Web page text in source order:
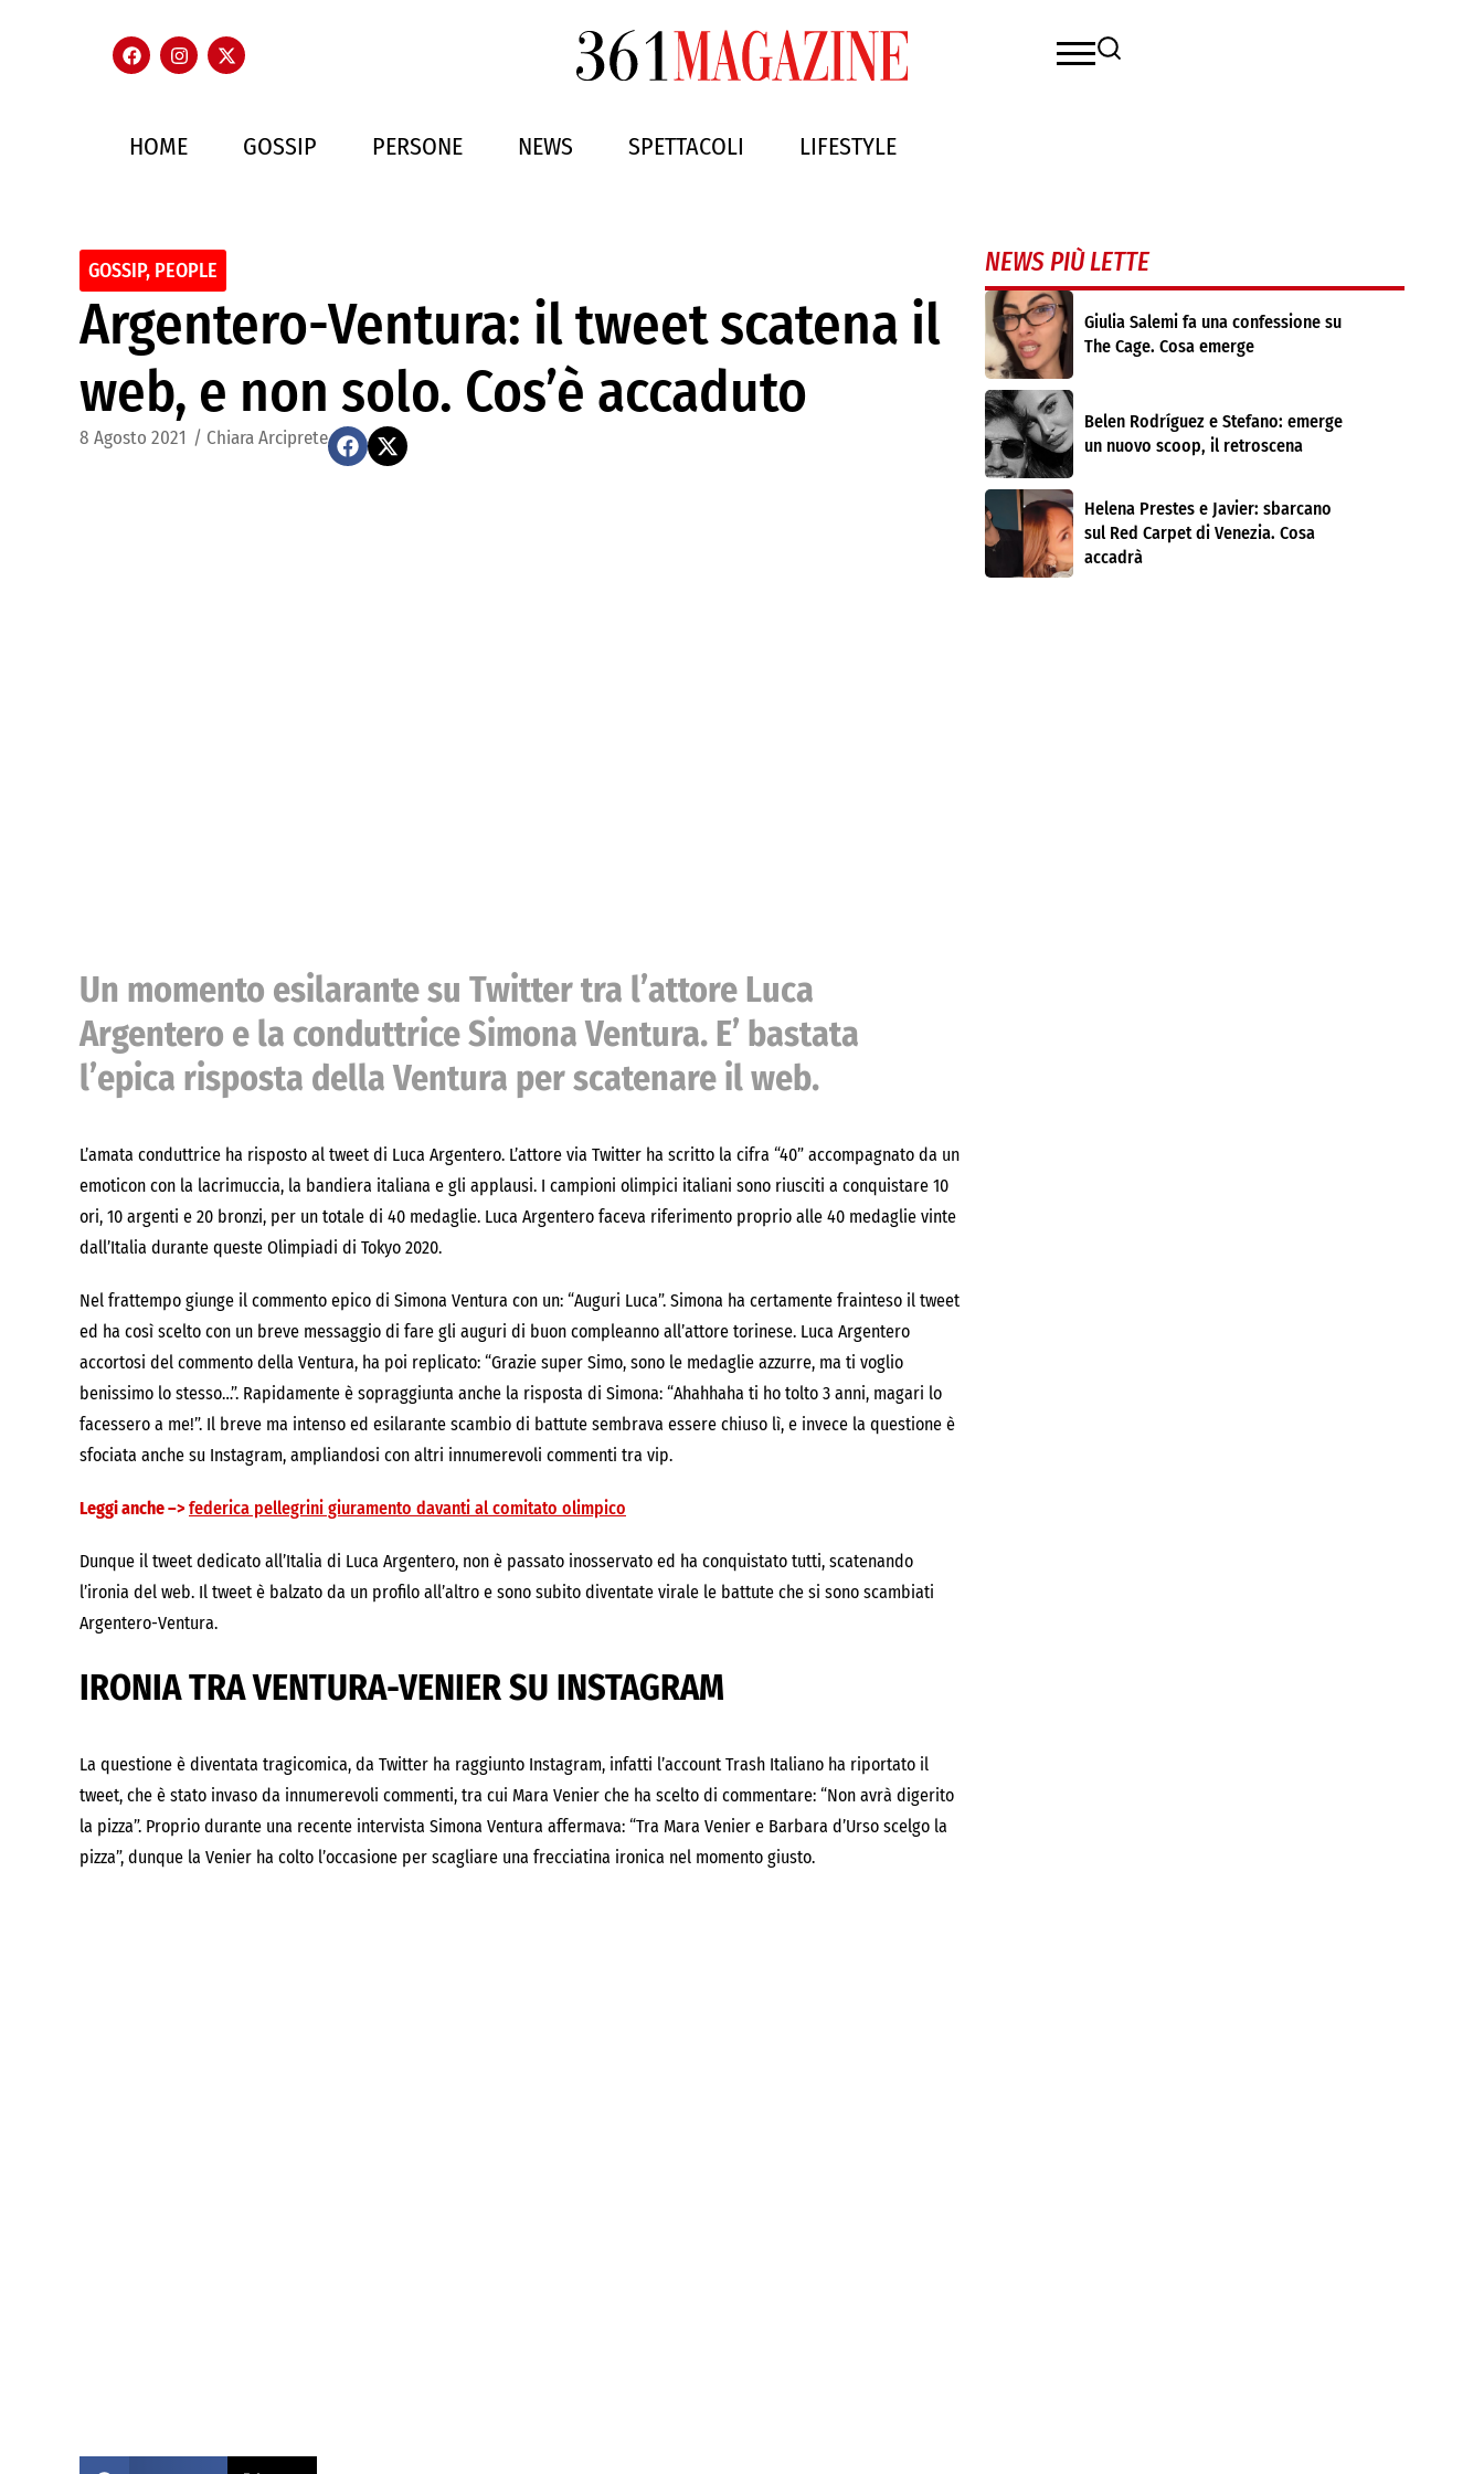
HOME GOSSIP PERSONE NEWS SPETTACOLI LIFESTYLE
GOSSIP, PEOPLE
Argentero-Ventura: il tweet scatena il
web, e non solo. Cos’è accaduto
8 Agosto 2021 / Chiara Arciprete
Un momento esilarante su Twitter tra l’attore Luca
Argentero e la conduttrice Simona Ventura. E’ bastata
l’epica risposta della Ventura per scatenare il web.
L’amata conduttrice ha risposto al tweet di Luca Argentero. L’attore via Twitter ha scritto la cifra “40” accompagnato da un
emoticon con la lacrimuccia, la bandiera italiana e gli applausi. I campioni olimpici italiani sono riusciti a conquistare 10
ori, 10 argenti e 20 bronzi, per un totale di 40 medaglie. Luca Argentero faceva riferimento proprio alle 40 medaglie vinte
dall’Italia durante queste Olimpiadi di Tokyo 2020.
Nel frattempo giunge il commento epico di Simona Ventura con un: “Auguri Luca”. Simona ha certamente frainteso il tweet
ed ha così scelto con un breve messaggio di fare gli auguri di buon compleanno all’attore torinese. Luca Argentero
accortosi del commento della Ventura, ha poi replicato: “Grazie super Simo, sono le medaglie azzurre, ma ti voglio
benissimo lo stesso…”. Rapidamente è sopraggiunta anche la risposta di Simona: “Ahahhaha ti ho tolto 3 anni, magari lo
facessero a me!”. Il breve ma intenso ed esilarante scambio di battute sembrava essere chiuso lì, e invece la questione è
sfociata anche su Instagram, ampliandosi con altri innumerevoli commenti tra vip.
Leggi anche –>federica pellegrini giuramento davanti al comitato olimpico
Dunque il tweet dedicato all’Italia di Luca Argentero, non è passato inosservato ed ha conquistato tutti, scatenando
l’ironia del web. Il tweet è balzato da un profilo all’altro e sono subito diventate virale le battute che si sono scambiati
Argentero-Ventura.
IRONIA TRA VENTURA-VENIER SU INSTAGRAM
La questione è diventata tragicomica, da Twitter ha raggiunto Instagram, infatti l’account Trash Italiano ha riportato il
tweet, che è stato invaso da innumerevoli commenti, tra cui Mara Venier che ha scelto di commentare: “Non avrà digerito
la pizza”. Proprio durante una recente intervista Simona Ventura affermava: “Tra Mara Venier e Barbara d’Urso scelgo la
pizza”, dunque la Venier ha colto l’occasione per scagliare una frecciatina ironica nel momento giusto.
NEWS PIÙ LETTE
Giulia Salemi fa una confessione su
The Cage. Cosa emerge
Belen Rodríguez e Stefano: emerge
un nuovo scoop, il retroscena
Helena Prestes e Javier: sbarcano
sul Red Carpet di Venezia. Cosa
accadrà